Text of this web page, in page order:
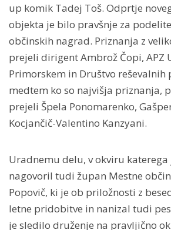
up komik Tadej Toš. Odprtje
objekta je bilo pravšnje za
občinskih nagrad. Priznanja z
prejeli dirigent Ambrož Čopi, APZ
Primorskem in Društvo reševalnih
medtem ko so najvišja priznanja,
prejeli Špela Ponomarenko,
Kocjančič-Valentino Kanzyani.
Uradnemu delu, v okviru
nagovoril tudi župan Mestne
Popovič, ki je ob priložnosti z
letne pridobitve in nanizal tudi
je sledilo druženje na pravljično